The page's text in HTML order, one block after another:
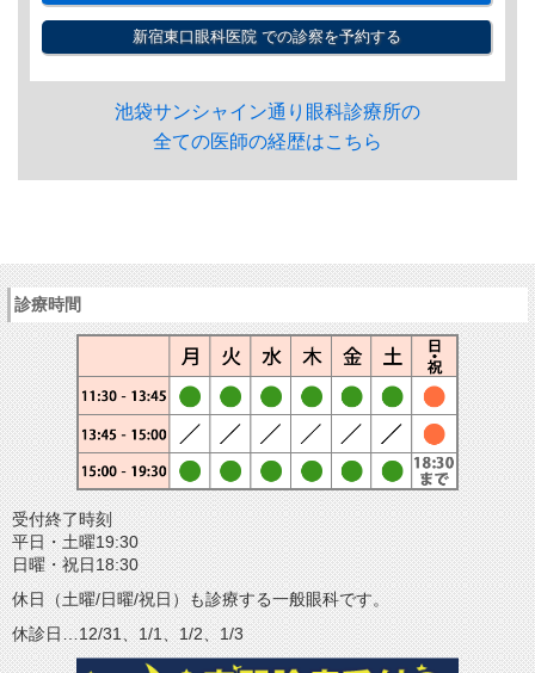
新宿東口眼科医院での診察を予約する
池袋サンシャイン通り眼科診療所の
全ての医師の経歴はこちら
診療時間
受付終了時刻
平日・土曜19:30
日曜・祝日18:30
休日（土曜/日曜/祝日）も診療する一般眼科です。
休診日…12/31、1/1、1/2、1/3